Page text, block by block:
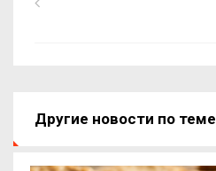
Другие новости по теме